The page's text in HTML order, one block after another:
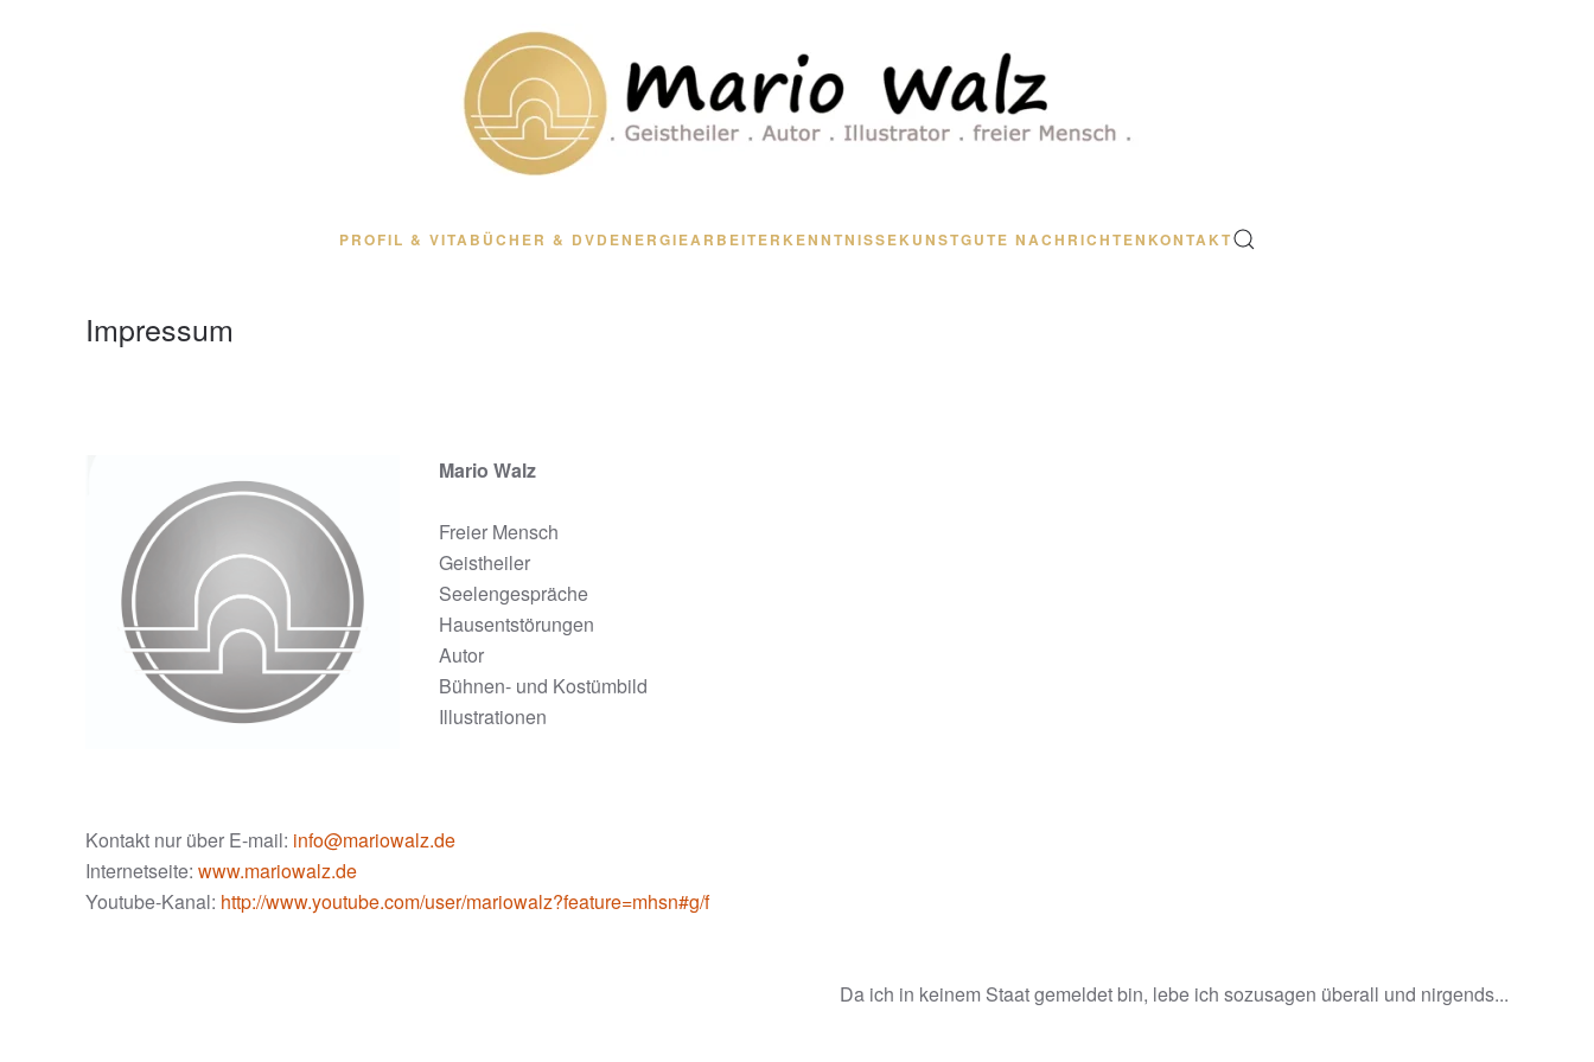
PROFIL & VITA BÜCHER & DVD ENERGIEARBEITERKENNTNISSEKUNSTGUTE NACHRICHTEN KONTAKT
Impressum
Mario Walz
Freier Mensch
Geistheiler
Seelengespräche
Hausentstörungen
Autor
Bühnen- und Kostümbild
Illustrationen
Kontakt nur über E-mail: info@mariowalz.de
Internetseite: www.mariowalz.de
Youtube-Kanal: http://www.youtube.com/user/mariowalz?feature=mhsn#g/f
Da ich in keinem Staat gemeldet bin, lebe ich sozusagen überall und nirgends...